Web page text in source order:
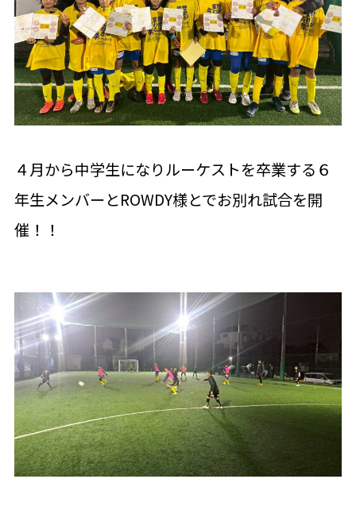
４月から中学生になりルーケストを卒業する６
年生メンバーとROWDY様とでお別れ試合を開
催！！